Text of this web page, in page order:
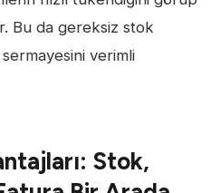
Bu da gereksiz stok
verimli
Stok,